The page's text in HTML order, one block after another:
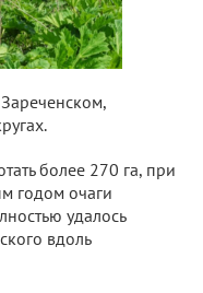
более 270 га, при
годом очаги
удалось
вдоль